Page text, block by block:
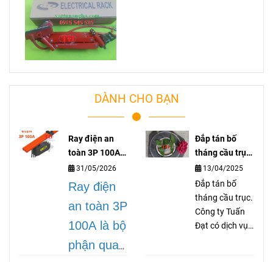
DÀNH CHO BẠN
Ray điện an
toàn 3P 100A
lá gì?
31/05/2026
Ray điện
an toàn 3P
100A là bộ
phận quan
Đắp tán bố
tháng cầu trục
là gì?
13/04/2025
Đắp tán bố
tháng cầu trục.
Công ty Tuấn
Đạt có dịch vụ